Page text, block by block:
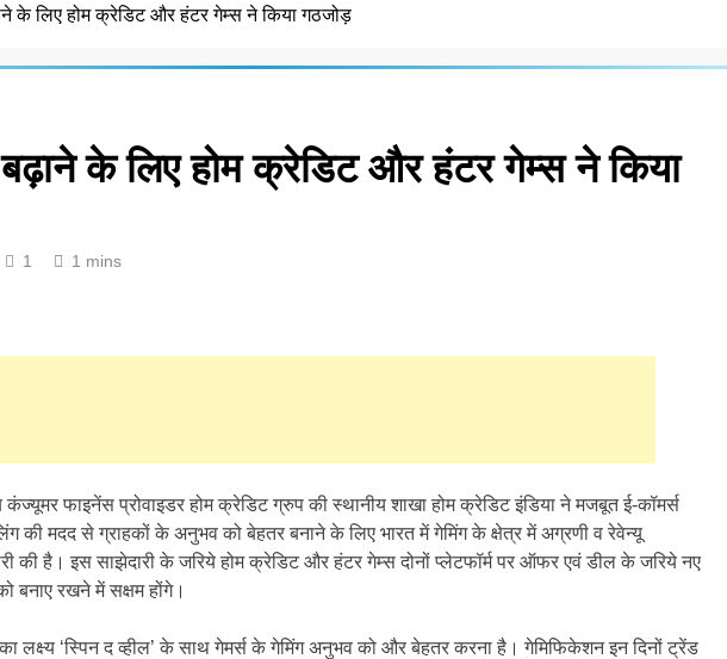
के लिए होम क्रेडिट और हंटर गेम्स ने किया गठजोड़
के लिए होम क्रेडिट और हंटर गेम्स ने किया
1 1 mins
कंज्यूमर फाइनेंस प्रोवाइडर होम क्रेडिट ग्रुप की स्थानीय शाखा होम क्रेडिट इंडिया ने मजबूत ई-कॉमर्स
की मदद से ग्राहकों के अनुभव को बेहतर बनाने के लिए भारत में गेमिंग के क्षेत्र में अग्रणी व रेवेन्यू
की है। इस साझेदारी के जरिये होम क्रेडिट और हंटर गेम्स दोनों प्लेटफॉर्म पर ऑफर एवं डील के जरिये नए
बनाए रखने में सक्षम होंगे।
लक्ष्य ‘स्पिन द व्हील’ के साथ गेमर्स के गेमिंग अनुभव को और बेहतर करना है। गेमिफिकेशन इन दिनों ट्रेंड